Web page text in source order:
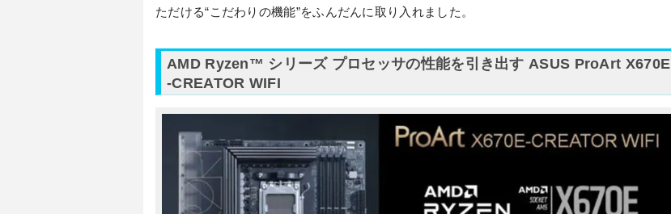
ただける“こだわりの機能”をふんだんに取り入れました。
AMD Ryzen™ シリーズ プロセッサの性能を引き出す ASUS ProArt X670E
-CREATOR WIFI